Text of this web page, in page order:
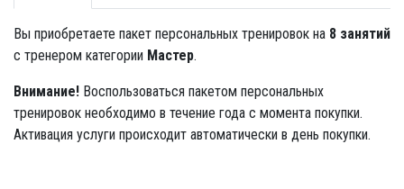
Вы приобретаете пакет персональных тренировок на 8 занятий
с тренером категории Мастер.
Внимание! Воспользоваться пакетом персональных
тренировок необходимо в течение года с момента покупки.
Активация услуги происходит автоматически в день покупки.